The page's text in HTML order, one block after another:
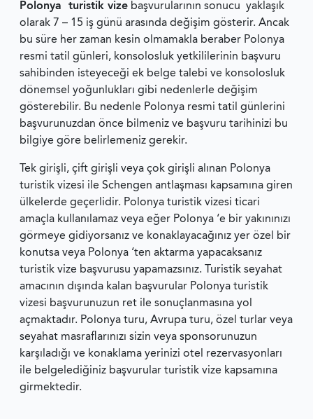
Polonya turistik vize başvurularının sonucu yaklaşık
olarak 7 – 15 iş günü arasında değişim gösterir. Ancak
bu süre her zaman kesin olmamakla beraber Polonya
resmi tatil günleri, konsolosluk yetkililerinin başvuru
sahibinden isteyeceği ek belge talebi ve konsolosluk
dönemsel yoğunlukları gibi nedenlerle değişim
gösterebilir. Bu nedenle Polonya resmi tatil günlerini
başvurunuzdan önce bilmeniz ve başvuru tarihinizi bu
bilgiye göre belirlemeniz gerekir.
Tek girişli, çift girişli veya çok girişli alınan Polonya
turistik vizesi ile Schengen antlaşması kapsamına giren
ülkelerde geçerlidir. Polonya turistik vizesi ticari
amaçla kullanılamaz veya eğer Polonya ‘e bir yakınınızı
görmeye gidiyorsanız ve konaklayacağınız yer özel bir
konutsa veya Polonya ‘ten aktarma yapacaksanız
turistik vize başvurusu yapamazsınız. Turistik seyahat
amacının dışında kalan başvurular Polonya turistik
vizesi başvurunuzun ret ile sonuçlanmasına yol
açmaktadır. Polonya turu, Avrupa turu, özel turlar veya
seyahat masraflarınızı sizin veya sponsorunuzun
karşıladığı ve konaklama yerinizi otel rezervasyonları
ile belgelediğiniz başvurular turistik vize kapsamına
girmektedir.